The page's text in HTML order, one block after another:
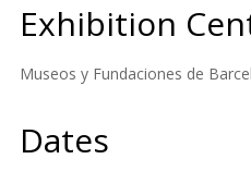
Exhibition
Museos y Fundaciones de
Dates